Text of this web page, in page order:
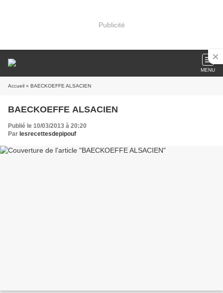
Publicité
MENU
Accueil » BAECKOEFFE ALSACIEN
BAECKOEFFE ALSACIEN
Publié le 10/03/2013 à 20:20
Par lesrecettesdepipouf